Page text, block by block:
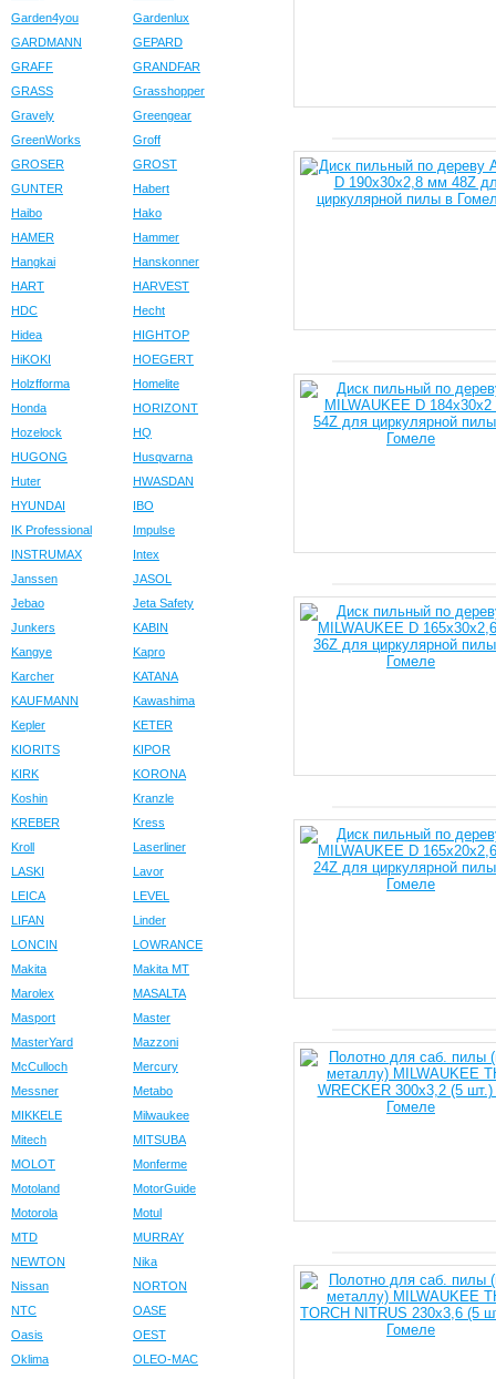
Garden4you
Gardenlux
GARDMANN
GEPARD
GRAFF
GRANDFAR
GRASS
Grasshopper
Gravely
Greengear
GreenWorks
Groff
GROSER
GROST
GUNTER
Habert
Haibo
Hako
HAMER
Hammer
Hangkai
Hanskonner
HART
HARVEST
HDC
Hecht
Hidea
HIGHTOP
HiKOKI
HOEGERT
Holzfforma
Homelite
Honda
HORIZONT
Hozelock
HQ
HUGONG
Husqvarna
Huter
HWASDAN
HYUNDAI
IBO
IK Professional
Impulse
INSTRUMAX
Intex
Janssen
JASOL
Jebao
Jeta Safety
Junkers
KABIN
Kangye
Kapro
Karcher
KATANA
KAUFMANN
Kawashima
Kepler
KETER
KIORITS
KIPOR
KIRK
KORONA
Koshin
Kranzle
KREBER
Kress
Kroll
Laserliner
LASKI
Lavor
LEICA
LEVEL
LIFAN
Linder
LONCIN
LOWRANCE
Makita
Makita MT
Marolex
MASALTA
Masport
Master
MasterYard
Mazzoni
McCulloch
Mercury
Messner
Metabo
MIKKELE
Milwaukee
Mitech
MITSUBA
MOLOT
Monferme
Motoland
MotorGuide
Motorola
Motul
MTD
MURRAY
NEWTON
Nika
Nissan
NORTON
NTC
OASE
Oasis
OEST
Oklima
OLEO-MAC